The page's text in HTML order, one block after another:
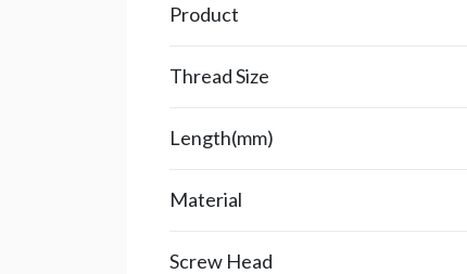
Product
Thread Size
Length(mm)
Material
Screw Head